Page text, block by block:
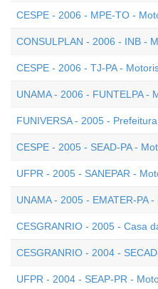
CESPE - 2006 - MPE-TO -
CONSULPLAN - 2006 - INB -
CESPE - 2006 - TJ-PA -
UNAMA - 2006 - FUNTELPA -
FUNIVERSA - 2005 -
CESPE - 2005 - SEAD-PA -
UFPR - 2005 - SANEPAR -
UNAMA - 2005 - EMATER-PA
CESGRANRIO - 2005 - Casa
CESGRANRIO - 2004 -
UFPR - 2004 - SEAP-PR -